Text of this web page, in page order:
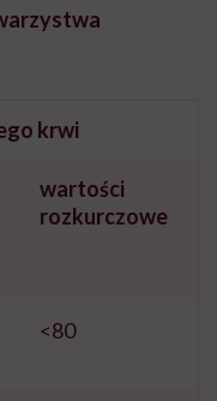
krwi
wartości
rozkurczowe
<80